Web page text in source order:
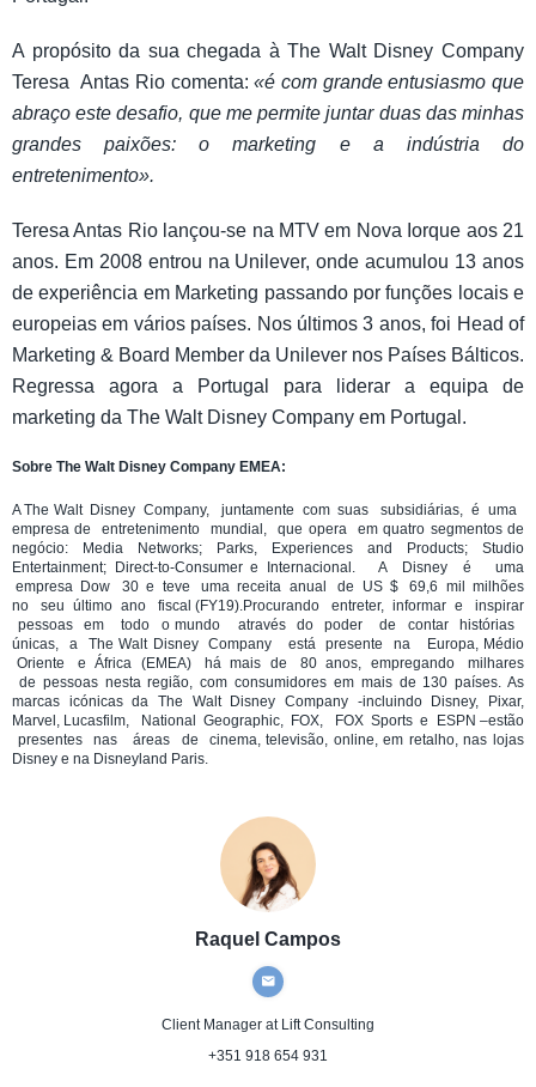
A propósito da sua chegada à The Walt Disney Company
Teresa Antas Rio comenta:«é com grande entusiasmo que
abraço este desafio, que me permite juntar duas das minhas
grandes paixões: o marketing e a indústria do
entretenimento».
Teresa Antas Rio lançou-se na MTV em Nova Iorque aos 21
anos. Em 2008 entrou na Unilever, onde acumulou 13 anos
de experiência em Marketing passando por funções locais e
europeias em vários países. Nos últimos 3 anos, foi Head of
Marketing & Board Member da Unilever nos Países Bálticos.
Regressa agora a Portugal para liderar a equipa de
marketing da The Walt Disney Company em Portugal.
Sobre The Walt Disney Company EMEA:
A The Walt Disney Company, juntamente com suas subsidiárias, é uma
empresa de entretenimento mundial, que opera em quatro segmentos de
negócio: Media Networks; Parks, Experiences and Products; Studio
Entertainment; Direct-to-Consumer e Internacional. A Disney é uma
empresa Dow 30 e teve uma receita anual de US $ 69,6 mil milhões
no seu último ano fiscal (FY19).Procurando entreter, informar e inspirar
pessoas em todo o mundo através do poder de contar histórias
únicas, a The Walt Disney Company está presente na Europa, Médio
Oriente e África (EMEA) há mais de 80 anos, empregando milhares
de pessoas nesta região, com consumidores em mais de 130 países. As
marcas icónicas da The Walt Disney Company -incluindo Disney, Pixar,
Marvel, Lucasfilm, National Geographic, FOX, FOX Sports e ESPN –estão
presentes nas áreas de cinema, televisão, online, em retalho, nas lojas
Disney e na Disneyland Paris.
Raquel Campos
Client Manager at Lift Consulting
+351 918 654 931